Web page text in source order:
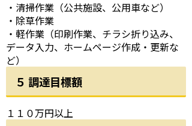
・清掃作業（公共施設、公用車など）
・除草作業
・軽作業（印刷作業、チラシ折り込み、
データ入力、ホームページ作成・更新な
ど）
５ 調達目標額
１１０万円以上